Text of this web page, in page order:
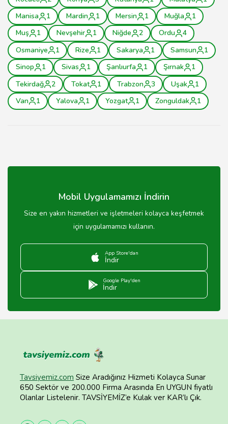
Manisa
1 Mardin 1 Mersin 1 Muğla
1
Muş
1 Nevşehir 1 Niğde 2 Ordu
4
Osmaniye
1 Rize 1 Sakarya 1 Samsun
1
Sinop
1 Sivas 1 Şanlıurfa 1 Şırnak
1
Tekirdağ
2 Tokat 1 Trabzon 3 Uşak
1
Van
1 Yalova 1 Yozgat 1 Zonguldak 1
Mobil Uygulamamızı İndirin
Size en yakın hizmetleri ve işletmeleri kolayca keşfetmek
için uygulamamızı kullanın.
App Store'dan
İndir
Google Play'den
İndir
Tavsiyemiz.com Size Aradığınız Hizmeti Kolayca Sunar
650 Sektör ve 200.000 Firma Arasında En UYGUN fiyatlı
Olanlar Listelenir. TAVSİYEMİZ’e Kulak ver KAR’lı Çık.